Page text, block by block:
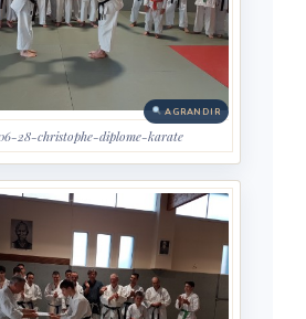
AGRANDIR
28-christophe-diplome-karate